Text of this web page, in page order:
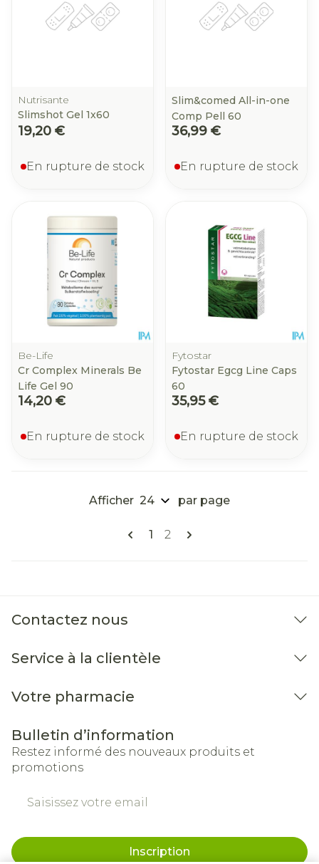
Nutrisante
Slimshot Gel 1x60
19,20 €
En rupture de stock
Slim&comed All-in-one
Comp Pell 60
36,99 €
En rupture de stock
Be-Life
Cr Complex Minerals Be
Life Gel 90
14,20 €
En rupture de stock
Fytostar
Fytostar Egcg Line Caps
60
35,95 €
En rupture de stock
Pages
Vous lisez actuellement la
1 Page
2
Afficher par page
Contactez nous
Service à la clientèle
Votre pharmacie
Bulletin d’information
Restez informé des nouveaux produits et
promotions
Inscription